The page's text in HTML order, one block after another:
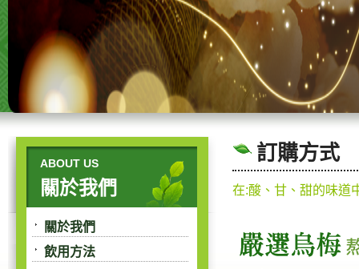
ABOUT US
關於我們
關於我們
飲用方法
訂購方式
在:酸、甘、甜的味道